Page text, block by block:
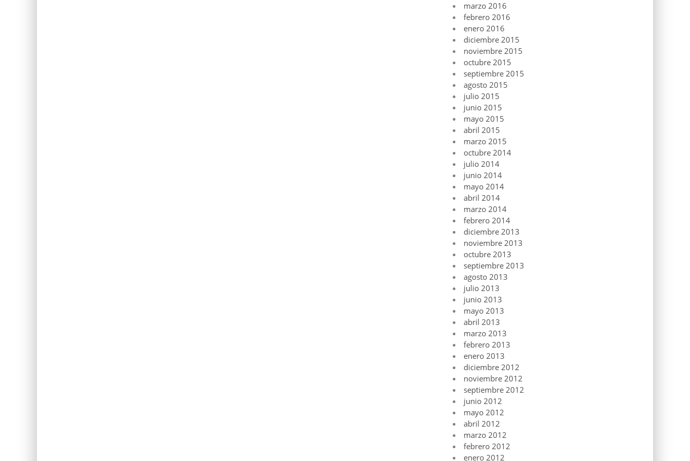
marzo 2016
febrero 2016
enero 2016
diciembre 2015
noviembre 2015
octubre 2015
septiembre 2015
agosto 2015
julio 2015
junio 2015
mayo 2015
abril 2015
marzo 2015
octubre 2014
julio 2014
junio 2014
mayo 2014
abril 2014
marzo 2014
febrero 2014
diciembre 2013
noviembre 2013
octubre 2013
septiembre 2013
agosto 2013
julio 2013
junio 2013
mayo 2013
abril 2013
marzo 2013
febrero 2013
enero 2013
diciembre 2012
noviembre 2012
septiembre 2012
junio 2012
mayo 2012
abril 2012
marzo 2012
febrero 2012
enero 2012